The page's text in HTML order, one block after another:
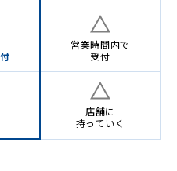
営業時間内で
受付
店舗に
持っていく